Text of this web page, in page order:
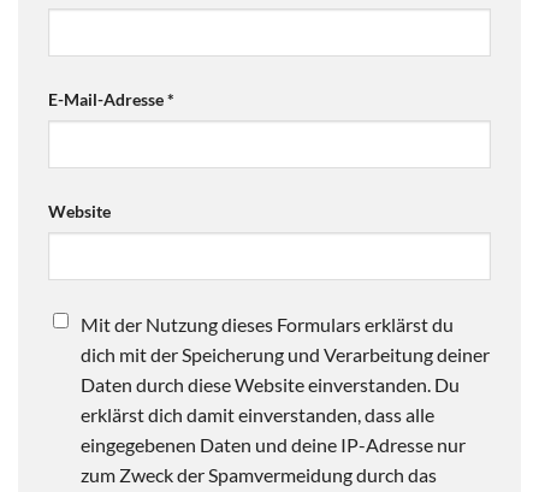
E-Mail-Adresse*
Website
Mit der Nutzung dieses Formulars erklärst du
dich mit der Speicherung und Verarbeitung deiner
Daten durch diese Website einverstanden. Du
erklärst dich damit einverstanden, dass alle
eingegebenen Daten und deine IP-Adresse nur
zum Zweck der Spamvermeidung durch das